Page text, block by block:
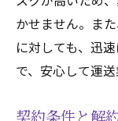
かせません。ま
に対しても、迅
で、安心して運
契約条件と解